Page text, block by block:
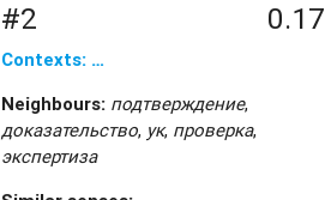
#2 0.17
Contexts: …
Neighbours: подтверждение,
доказательство, ук, проверка,
экспертиза